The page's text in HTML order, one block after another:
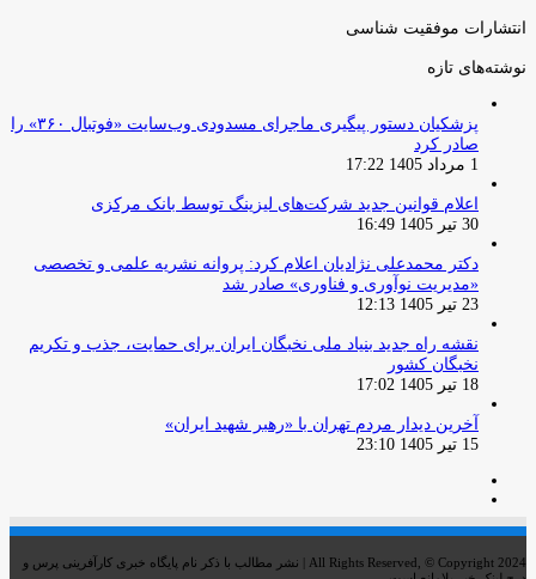
انتشارات موفقیت شناسی
نوشته‌های تازه
پزشکیان دستور پیگیری ماجرای مسدودی وب‌سایت «فوتبال ۳۶۰» را
صادر کرد
1 مرداد 1405 17:22
اعلام قوانین جدید شرکت‌های لیزینگ توسط بانک مرکزی
30 تیر 1405 16:49
دکتر محمدعلی نژادیان اعلام کرد: پروانه نشریه علمی و تخصصی
«مدیریت نوآوری و فناوری» صادر شد
23 تیر 1405 12:13
نقشه راه جدید بنیاد ملی نخبگان ایران برای حمایت، جذب و تکریم
نخبگان کشور
18 تیر 1405 17:02
آخرین دیدار مردم تهران با «رهبر شهید ایران»
15 تیر 1405 23:10
All Rights Reserved, © Copyright 2024 | نشر مطالب با ذکر نام پایگاه خبری کارآفرینی پرس و